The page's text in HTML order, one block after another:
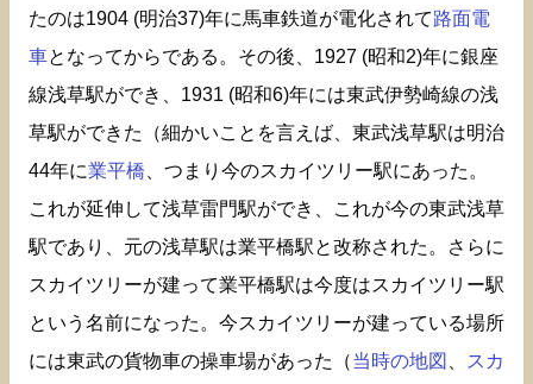
たのは1904 (明治37)年に馬車鉄道が電化されて路面電
車となってからである。その後、1927 (昭和2)年に銀座
線浅草駅ができ、1931 (昭和6)年には東武伊勢崎線の浅
草駅ができた（細かいことを言えば、東武浅草駅は明治
44年に業平橋 、つまり今のスカイツリー駅にあった。
これが延伸して浅草雷門駅ができ、これが今の東武浅草
駅であり、元の浅草駅は業平橋駅と改称された。さらに
スカイツリーが建って業平橋駅は今度はスカイツリー駅
という名前になった。今スカイツリーが建っている場所
には東武の貨物車の操車場があった（当時の地図
スカ